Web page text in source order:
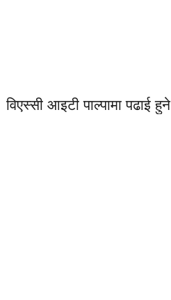
विएस्सी आइटी पाल्पामा पढाई हुने